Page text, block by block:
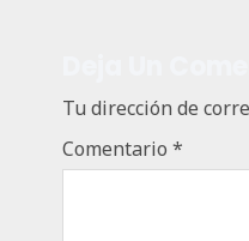
Tu dirección de
Comentario *